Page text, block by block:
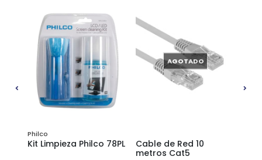
Philco
Kit Limpieza Philco 78PL
AGOTADO
Cable de Red 10
metros Cat5